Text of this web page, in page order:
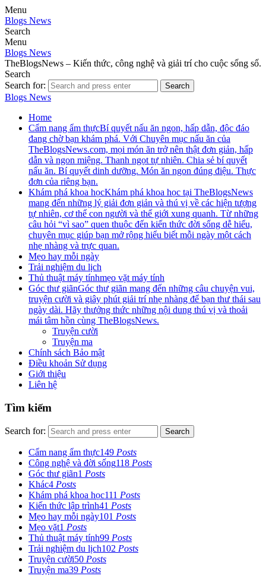
Menu
Blogs News
Search
Menu
Blogs News
TheBlogsNews – Kiến thức, công nghệ và giải trí cho cuộc sống số.
Search
Search for:
Search
Blogs News
Home
Cẩm nang ẩm thựcBí quyết nấu ăn ngon, hấp dẫn, độc đáo
đang chờ bạn khám phá. Với Chuyên mục nấu ăn của
TheBlogsNews.com, mọi món ăn trở nên thật đơn giản, hấp
dẫn và ngon miệng. Thanh ngọt tự nhiên. Chia sẻ bí quyết
nấu ăn. Bí quyết dinh dưỡng. Món ăn ngon đúng điệu. Thực
đơn của riêng bạn.
Khám phá khoa họcKhám phá khoa học tại TheBlogsNews
mang đến những lý giải đơn giản và thú vị về các hiện tượng
tự nhiên, cơ thể con người và thế giới xung quanh. Từ những
câu hỏi “vì sao” quen thuộc đến kiến thức đời sống dễ hiểu,
chuyên mục giúp bạn mở rộng hiểu biết mỗi ngày một cách
nhẹ nhàng và trực quan.
Mẹo hay mỗi ngày
Trải nghiệm du lịch
Thủ thuật máy tínhmẹo vặt máy tính
Góc thư giãnGóc thư giãn mang đến những câu chuyện vui,
truyện cười và giây phút giải trí nhẹ nhàng để bạn thư thái sau
ngày dài. Hãy thưởng thức những nội dung thú vị và thoải
mái tâm hồn cùng TheBlogsNews.
Truyện cười
Truyện ma
Chính sách Bảo mật
Điều khoản Sử dụng
Giới thiệu
Liên hệ
Tìm kiếm
Search for: Search
Cẩm nang ẩm thực149 Posts
Công nghệ và đời sống118 Posts
Góc thư giãn1 Posts
Khác4 Posts
Khám phá khoa học111 Posts
Kiến thức lập trình41 Posts
Mẹo hay mỗi ngày101 Posts
Mẹo vặt1 Posts
Thủ thuật máy tính99 Posts
Trải nghiệm du lịch102 Posts
Truyện cười50 Posts
Truyện ma39 Posts